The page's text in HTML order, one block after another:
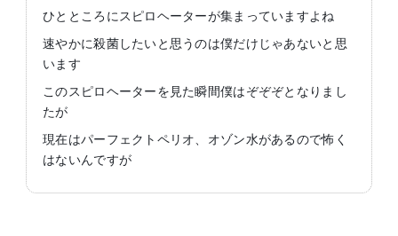
ひとところにスピロヘーターが集まっていますよね
速やかに殺菌したいと思うのは僕だけじゃあないと思
います
このスピロヘーターを見た瞬間僕はぞぞぞとなりまし
たが
現在はパーフェクトペリオ、オゾン水があるので怖く
はないんですが